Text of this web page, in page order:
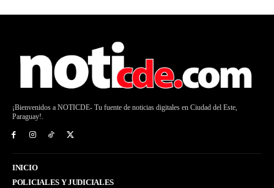
¡Bienvenidos a NOTICDE- Tu fuente de noticias digitales en Ciudad del Este,
Paraguay!.
INICIO
POLICIALES Y JUDICIALES